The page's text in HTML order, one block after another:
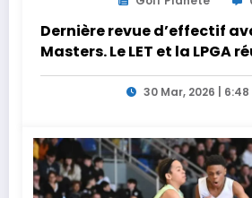
Dernière revue d’effectif
Masters. Le LET et la LPGA
Vegas au programme de
30 Mar, 2026 | 6:48